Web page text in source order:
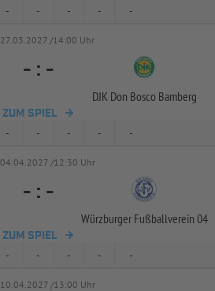
- - - - -
27.03.2027 /14:00 Uhr
- : -
DJK Don Bosco Bamberg
ZUM SPIEL
- - - - -
04.04.2027 /12:30 Uhr
- : -
Würzburger Fußballverein 04
ZUM SPIEL
- - - - -
10.04.2027 /13:00 Uhr